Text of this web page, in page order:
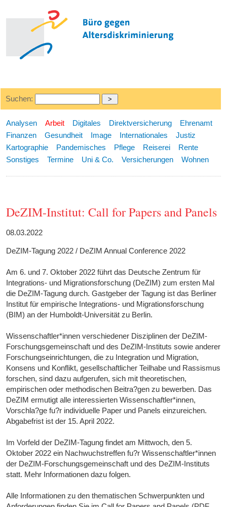
Suchen:
Analysen Arbeit Digitales Direktversicherung
Ehrenamt
Finanzen
Gesundheit Image Internationales
Justiz
Kartographie
Pandemisches Pflege Reiserei
Rente
Sonstiges
Termine Uni & Co. Versicherungen Wohnen
DeZIM-Institut: Call for Papers and Panels
08.03.2022
DeZIM-Tagung 2022 / DeZIM Annual Conference 2022
Am 6. und 7. Oktober 2022 führt das Deutsche Zentrum für
Integrations- und Migrationsforschung (DeZIM) zum ersten Mal
die DeZIM-Tagung durch. Gastgeber der Tagung ist das Berliner
Institut für empirische Integrations- und Migrationsforschung
(BIM) an der Humboldt-Universität zu Berlin.
Wissenschaftler*innen verschiedener Disziplinen der DeZIM-
Forschungsgemeinschaft und des DeZIM-Instituts sowie anderer
Forschungseinrichtungen, die zu Integration und Migration,
Konsens und Konflikt, gesellschaftlicher Teilhabe und Rassismus
forschen, sind dazu aufgerufen, sich mit theoretischen,
empirischen oder methodischen Beitra?gen zu bewerben. Das
DeZIM ermutigt alle interessierten Wissenschaftler*innen,
Vorschla?ge fu?r individuelle Paper und Panels einzureichen.
Abgabefrist ist der 15. April 2022.
Im Vorfeld der DeZIM-Tagung findet am Mittwoch, den 5.
Oktober 2022 ein Nachwuchstreffen fu?r Wissenschaftler*innen
der DeZIM-Forschungsgemeinschaft und des DeZIM-Instituts
statt. Mehr Informationen dazu folgen.
Alle Informationen zu den thematischen Schwerpunkten und